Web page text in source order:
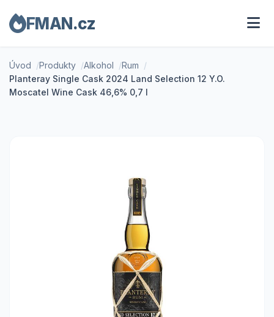
FMAN.cz
Úvod Produkty Alkohol
Rum
Planteray Single Cask 2024 Land Selection 12 Y.O.
Moscatel Wine Cask 46,6% 0,7 l